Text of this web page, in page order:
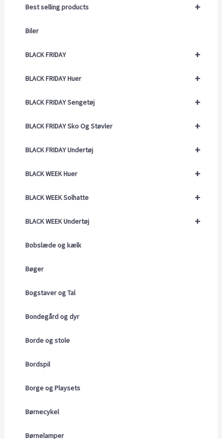
+
Best selling products
Biler
+
BLACK FRIDAY
+
BLACK FRIDAY Huer
+
BLACK FRIDAY Sengetøj
+
BLACK FRIDAY Sko Og Støvler
+
BLACK FRIDAY Undertøj
+
BLACK WEEK Huer
+
BLACK WEEK Solhatte
+
BLACK WEEK Undertøj
Bobslæde og kælk
Bøger
Bogstaver og Tal
Bondegård og dyr
Borde og stole
Bordspil
Borge og Playsets
Børnecykel
Børnelamper